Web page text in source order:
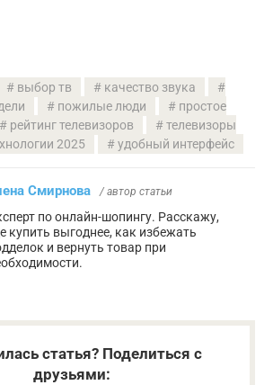
выбор тв
качество звука
пожилые люди
простое
рейтинг телевизоров
телевизоры
2025 удобный интерфейс
Смирнова / автор статьи
по онлайн-шопингу. Расскажу,
купить выгоднее, как избежать
и вернуть товар при
статья? Поделиться с
друзьями: